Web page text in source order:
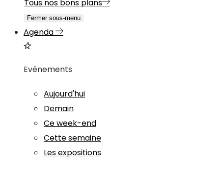
Tous nos bons plans
Fermer sous-menu
Agenda
Evénements
Aujourd'hui
Demain
Ce week-end
Cette semaine
Les expositions